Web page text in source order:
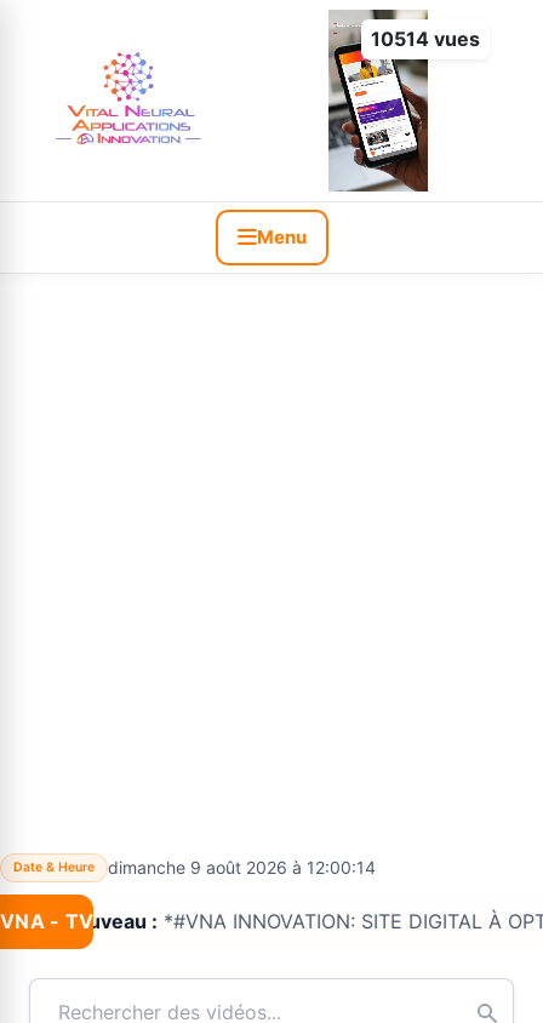
10514 vues
Menu
Date & Heure dimanche 9 août 2026 à 12:00:15
VNA - TVNouveau :*#VNA INNOVATION: SITE DIGITAL À